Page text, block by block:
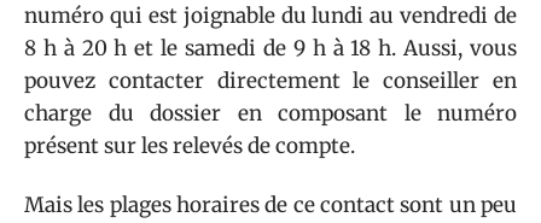
numéro qui est joignable du lundi au vendredi de
8 h à 20 h et le samedi de 9 h à 18 h. Aussi, vous
pouvez contacter directement le conseiller en
charge du dossier en composant le numéro
présent sur les relevés de compte.
Mais les plages horaires de ce contact sont un peu